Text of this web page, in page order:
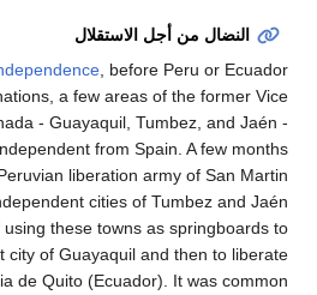
من أجل الاستقلال
for independence, before Peru or
nations, a few areas of the
New Granada - Guayaquil, Tumbez,
independent from Spain. A few
of the Peruvian liberation army of
the independent cities of Tumbez
of using these towns as
city of Guayaquil and then to
Audiencia de Quito (Ecuador). It was